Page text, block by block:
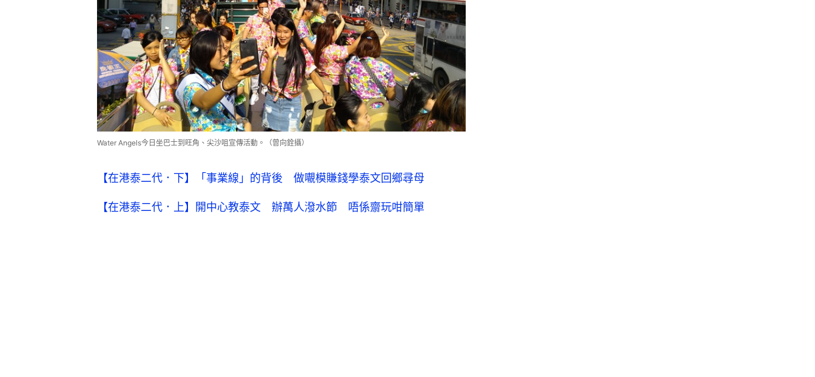
Water Angels今日坐巴士到旺角、尖沙咀宣傳活動。（曾向銓攝）
【在港泰二代．下】「事業線」的背後 做𡃁模賺錢學泰文回鄉尋母
【在港泰二代．上】開中心教泰文 辦萬人潑水節 唔係齋玩咁簡單